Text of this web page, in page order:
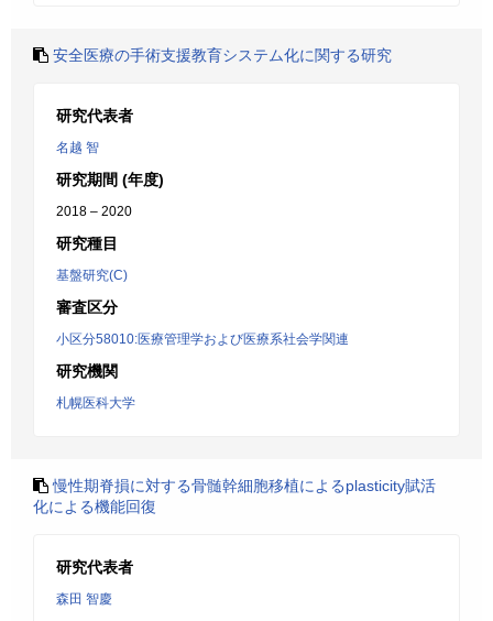
安全医療の手術支援教育システム化に関する研究
研究代表者
名越 智
研究期間 (年度)
2018 – 2020
研究種目
基盤研究(C)
審査区分
小区分58010:医療管理学および医療系社会学関連
研究機関
札幌医科大学
慢性期脊損に対する骨髄幹細胞移植によるplasticity賦活
化による機能回復
研究代表者
森田 智慶